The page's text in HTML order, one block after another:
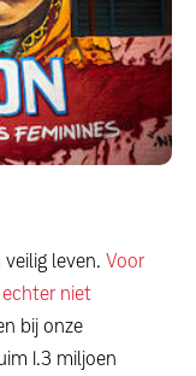
leven. Voor
niet
bij onze
1.3 miljoen